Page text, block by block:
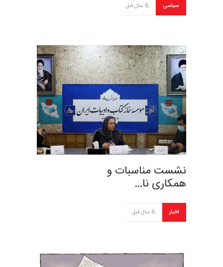
سیاسی 6 سال قبل
نشست مناسبات و
همکاری نا…
اخبار 6 سال قبل